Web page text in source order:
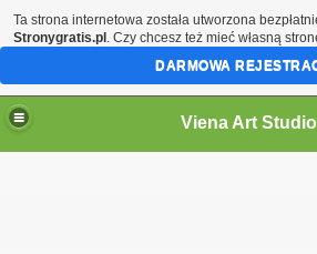
Viena Art Studio
Ta strona internetowa została utworzona
Stronygratis.pl . Czy chcesz też mieć własną
DARMOWA